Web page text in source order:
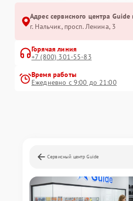
Адрес сервисного центра Guide
г. Нальчик, просп. Ленина, 3
Горячая линия
+7 (800) 301-55-83
Время работы
Ежедневно с 9:00 до 21:00
Сервисный центр Guide